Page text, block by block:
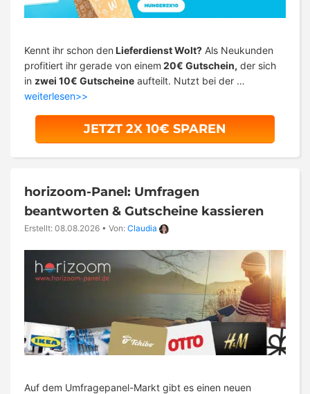
Kennt ihr schon den Lieferdienst Wolt? Als Neukunden
profitiert ihr gerade von einem 20€ Gutschein, der sich
in zwei 10€ Gutscheine aufteilt. Nutzt bei der …
weiterlesen>>
JETZT 2X 10€ SPAREN
horizoom-Panel: Umfragen
beantworten & Gutscheine kassieren
Erstellt: 08.08.2026 • Von: Claudia
Auf dem Umfragepanel-Markt gibt es einen neuen